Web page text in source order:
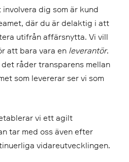
dig som är kund
där du är delaktig i att
utifrån affärsnytta. Vi vill
att bara vara en leverantör.
råder transparens mellan
som levererar ser vi som
vi ett agilt
tar med oss även efter
vidareutvecklingen.